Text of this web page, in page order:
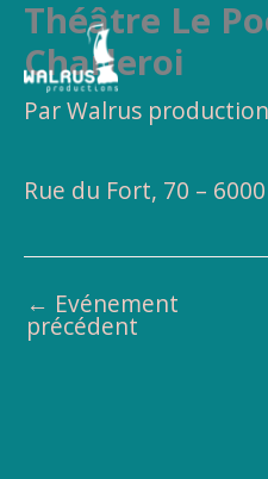
Aller
contenu
Théâtre Le
Charleroi
ParWalrus
Rue du Fort, 70 –
← Evénement
précédent